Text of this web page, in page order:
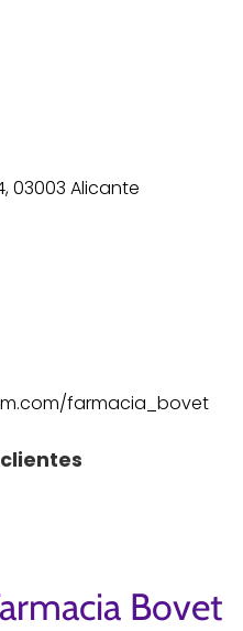
03003 Alicante
farmacia_bovet
Bovet